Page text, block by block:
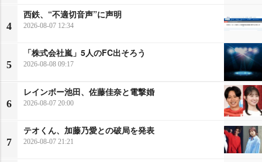
4
西鉄、“不適切音声”に声明
2026-08-07 12:34
5
「株式会社嵐」5人のFC出そろう
2026-08-08 09:17
6
レインボー池田、佐藤佳奈と電撃婚
2026-08-07 20:00
7
テオくん、加藤乃愛との破局を発表
2026-08-07 21:21